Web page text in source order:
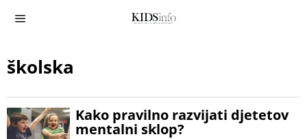
školska
Kako pravilno razvijati djetetov
mentalni sklop?